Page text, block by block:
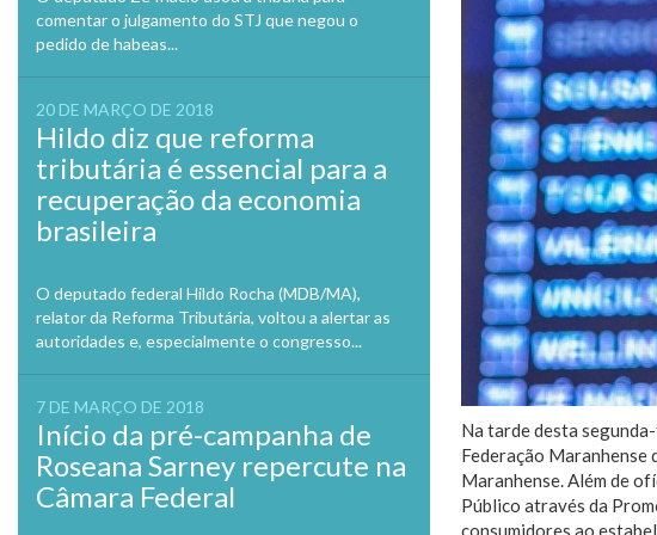
comentar o julgamento do STJ que negou o
pedido de habeas...
20 DE MARÇO DE 2018
Hildo diz que reforma
tributária é essencial para a
recuperação da economia
brasileira
O deputado federal Hildo Rocha (MDB/MA),
relator da Reforma Tributária, voltou a alertar as
autoridades e, especialmente o congresso...
7 DE MARÇO DE 2018
Início da pré-campanha de
Roseana Sarney repercute na
Câmara Federal
Na tarde desta
Federação Maranhense
Maranhense. Além de
Público através da
consumidores ao